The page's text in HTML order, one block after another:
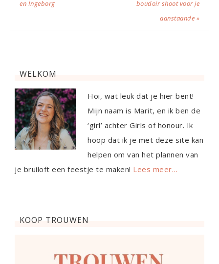
en Ingeborg
boudoir shoot voor je
aanstaande »
WELKOM
Hoi, wat leuk dat je hier bent!
Mijn naam is Marit, en ik ben de
‘girl’ achter Girls of honour. Ik
hoop dat ik je met deze site kan
helpen om van het plannen van
je bruiloft een feestje te maken! Lees meer…
KOOP TROUWEN